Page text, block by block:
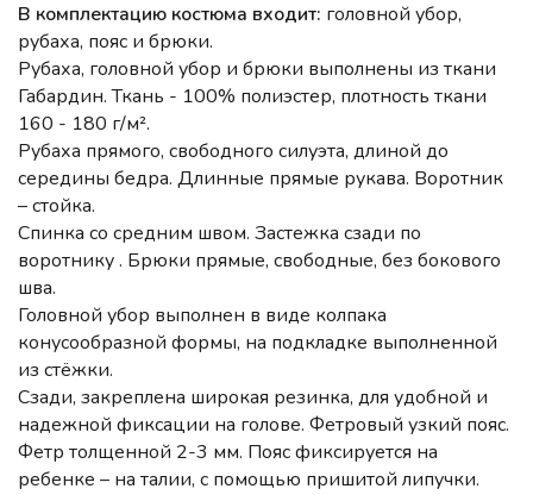
В комплектацию костюма входит: головной убор,
рубаха, пояс и брюки.
Рубаха, головной убор и брюки выполнены из ткани
Габардин. Ткань - 100% полиэстер, плотность ткани
160 - 180 г/м².
Рубаха прямого, свободного силуэта, длиной до
середины бедра. Длинные прямые рукава. Воротник
– стойка.
Спинка со средним швом. Застежка сзади по
воротнику . Брюки прямые, свободные, без бокового
шва.
Головной убор выполнен в виде колпака
конусообразной формы, на подкладке выполненной
из стёжки.
Сзади, закреплена широкая резинка, для удобной и
надежной фиксации на голове. Фетровый узкий пояс.
Фетр толщенной 2-3 мм. Пояс фиксируется на
ребенке – на талии, с помощью пришитой липучки.